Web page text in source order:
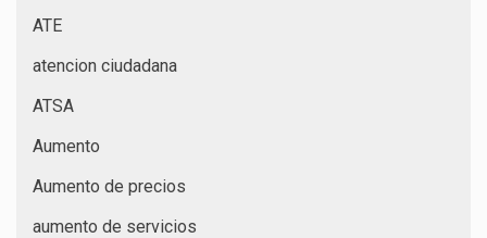
ATE
atencion ciudadana
ATSA
Aumento
Aumento de precios
aumento de servicios